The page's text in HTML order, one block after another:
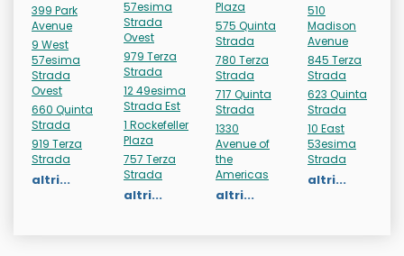
399 Park
Avenue
9 West
57esima
Strada
Ovest
660 Quinta
Strada
919 Terza
Strada
altri...
57esima
Strada
Ovest
979 Terza
Strada
12 49esima
Strada Est
1 Rockefeller
Plaza
757 Terza
Strada
altri...
Plaza
575 Quinta
Strada
780 Terza
Strada
717 Quinta
Strada
1330
Avenue of
the
Americas
altri...
510
Madison
Avenue
845 Terza
Strada
623 Quinta
Strada
10 East
53esima
Strada
altri...